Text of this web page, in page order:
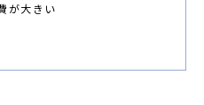
が大きい